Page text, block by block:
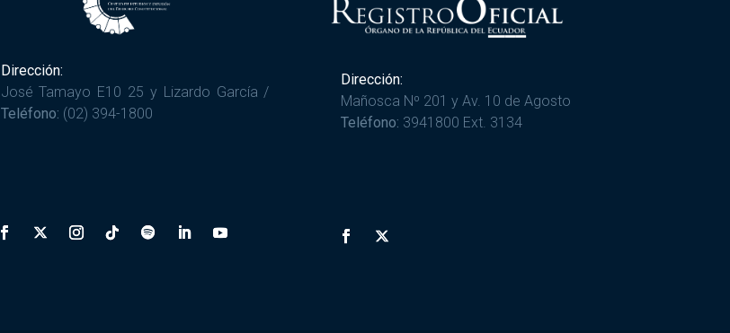
Dirección:
José Tamayo E10 25 y Lizardo García /
Teléfono: (02) 394-1800
Dirección:
Mañosca Nº 201 y Av. 10 de Agosto
Teléfono: 3941800 Ext. 3134